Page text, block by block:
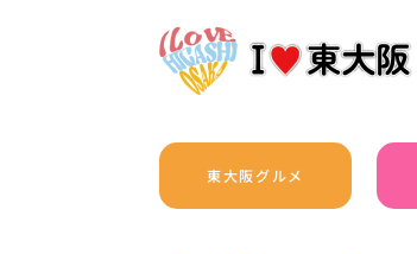
東大阪グルメ